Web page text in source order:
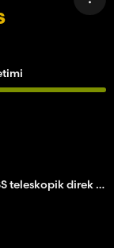
Mercedes Benz Econic WISS teleskopik direk platformu